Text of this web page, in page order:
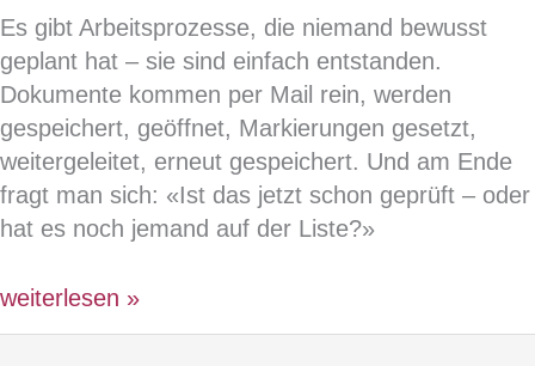
Es gibt Arbeitsprozesse, die niemand bewusst
geplant hat – sie sind einfach entstanden.
Dokumente kommen per Mail rein, werden
gespeichert, geöffnet, Markierungen gesetzt,
weitergeleitet, erneut gespeichert. Und am Ende
fragt man sich: «Ist das jetzt schon geprüft – oder
hat es noch jemand auf der Liste?»
Webinar:
KI-
weiterlesen »